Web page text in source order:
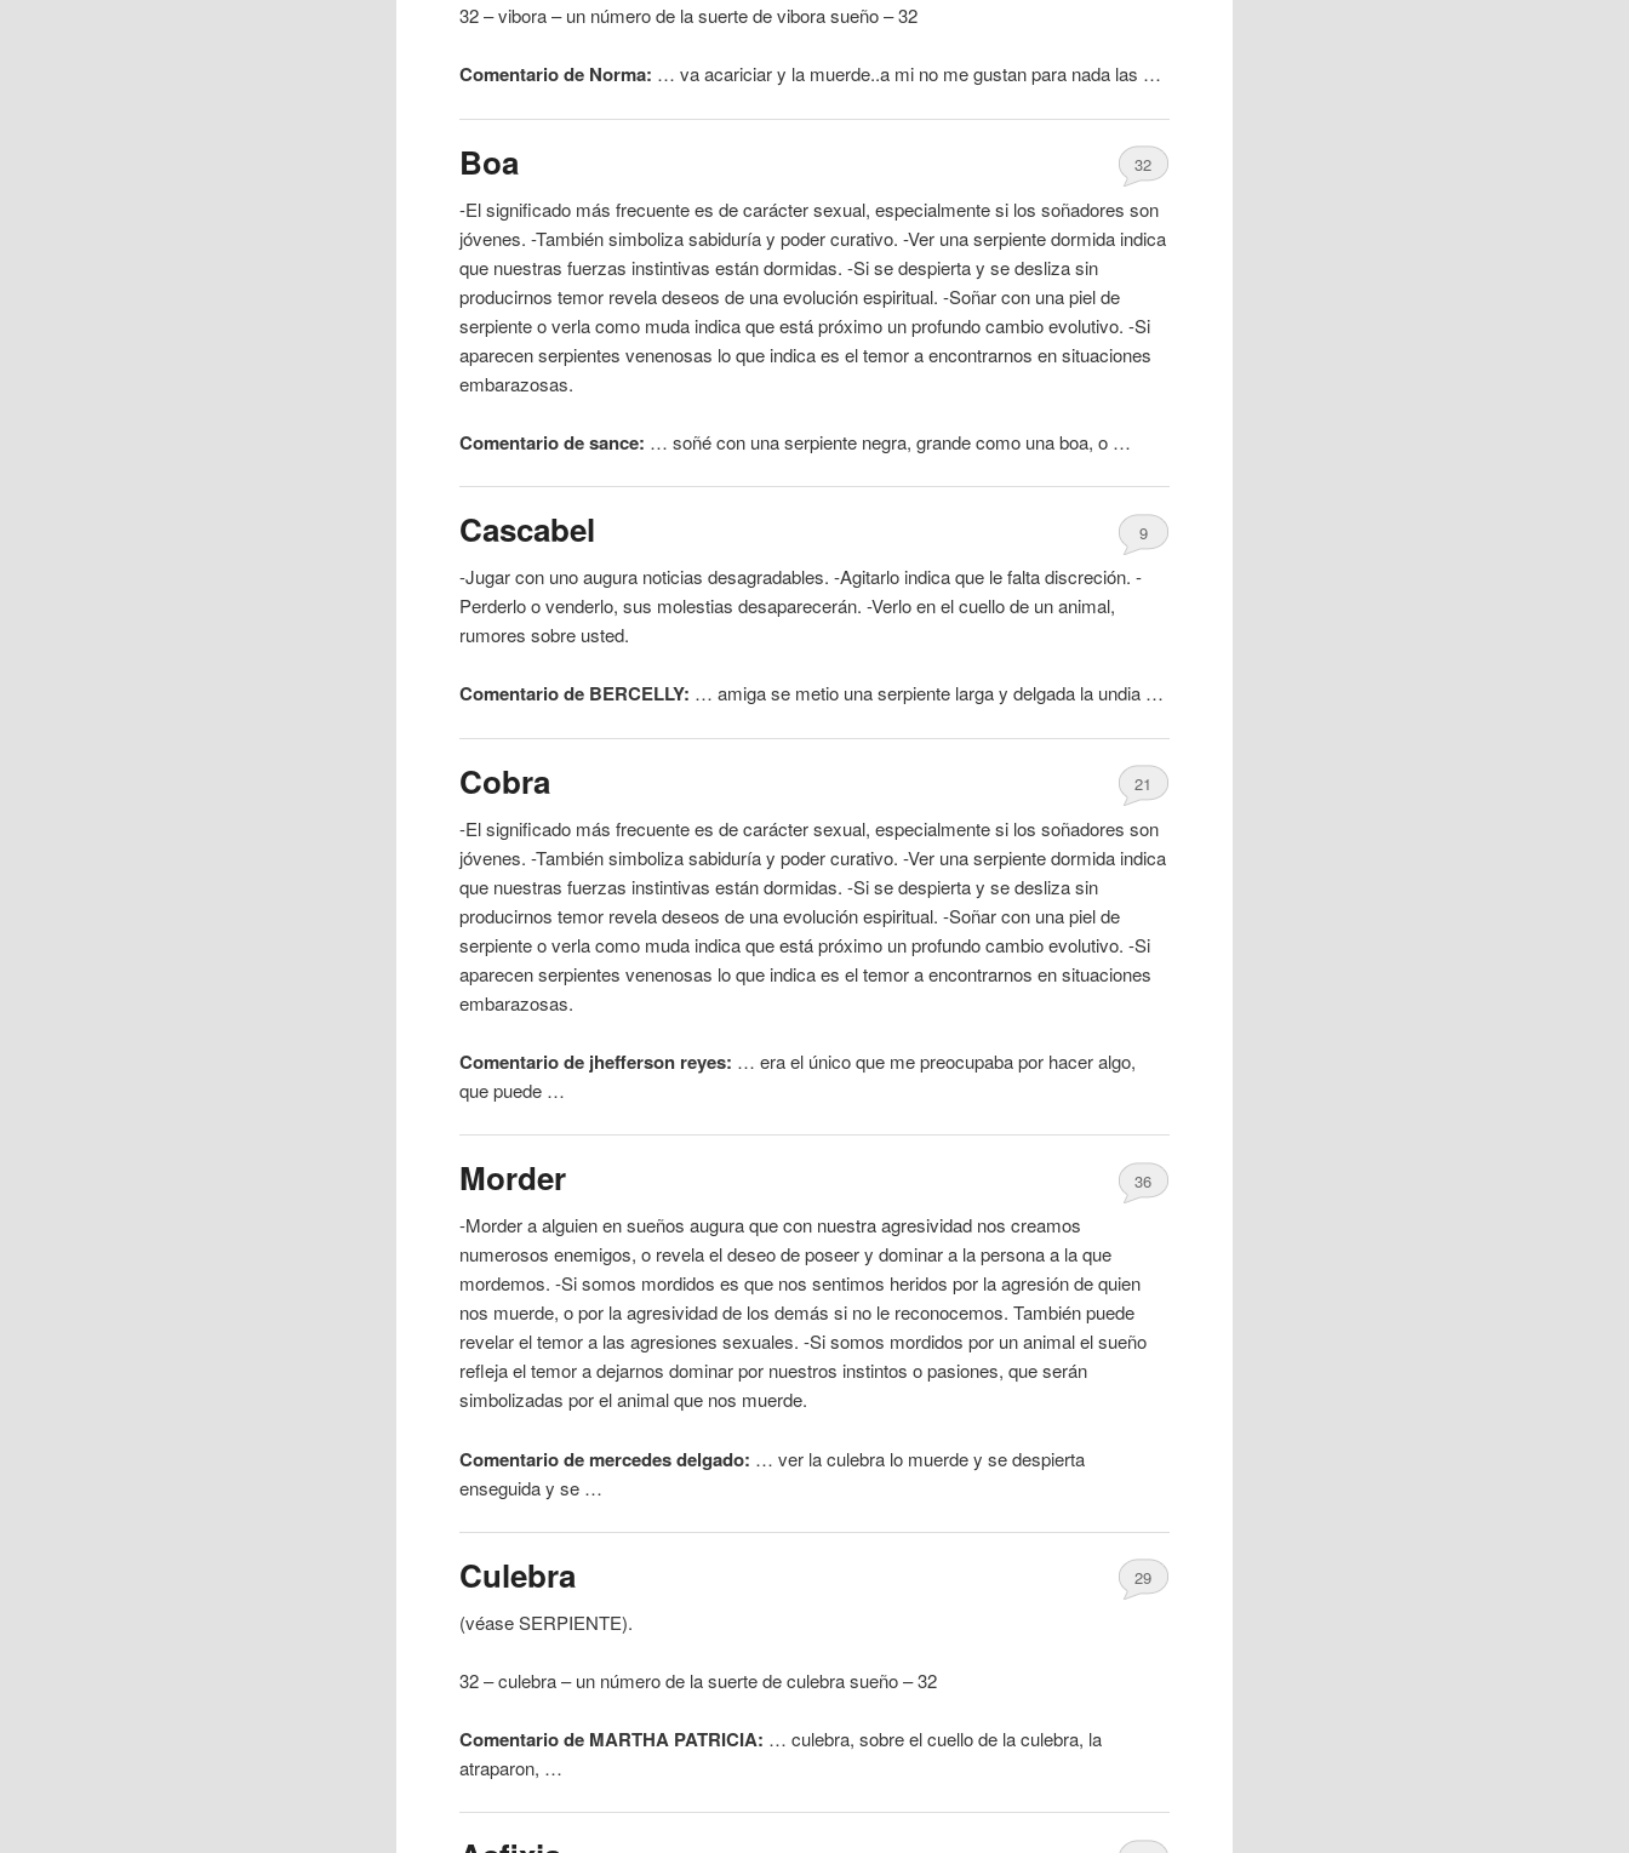
32 – vibora – un número de la suerte de vibora sueño – 32
Comentario de Norma: … va acariciar y la muerde..a mi no megustan para nada las …
Boa 32
-El significado más frecuente es de carácter sexual, especialmente si los soñadores son
jóvenes. -También simboliza sabiduría y poder curativo. -Ver unaserpientedormida indica
que nuestras fuerzas instintivas están dormidas. -Si se despierta y se desliza sin
producirnos temor revela deseos de una evolución espiritual. -Soñar con una piel de
serpienteo verla como muda indica que está próximo un profundo cambio evolutivo. -Si
aparecen serpientes venenosas lo que indica es el temor a encontrarnos en situaciones
embarazosas.
Comentario de sance: … soñé con unaserpiente negra, grande como una boa, o …
Cascabel 9
-Jugar con uno augura noticias desagradables. -Agitarlo indica que le falta discreción. -
Perderlo o venderlo, sus molestias desaparecerán. -Verlo en elcuellode un animal,
rumores sobre usted.
Comentario de BERCELLY: … amiga se metio unaserpiente larga y delgada la undia …
Cobra 21
-El significado más frecuente es de carácter sexual, especialmente si los soñadores son
jóvenes. -También simboliza sabiduría y poder curativo. -Ver unaserpientedormida indica
que nuestras fuerzas instintivas están dormidas. -Si se despierta y se desliza sin
producirnos temor revela deseos de una evolución espiritual. -Soñar con una piel de
serpienteo verla como muda indica que está próximo un profundo cambio evolutivo. -Si
aparecen serpientes venenosas lo que indica es el temor a encontrarnos en situaciones
embarazosas.
Comentario de jhefferson reyes: … era el único que mepreocupaba por hacer algo,
que puede …
Morder 36
-Morder a alguien en sueños augura que con nuestra agresividad nos creamos
numerosos enemigos, o revela el deseo de poseer y dominar a la persona a la que
mordemos. -Si somos mordidos es que nos sentimos heridos por la agresión de quien
nos muerde, o por la agresividad de los demás si no le reconocemos. También puede
revelar el temor a las agresiones sexuales. -Si somos mordidos por un animal el sueño
refleja el temor a dejarnos dominar por nuestros instintos o pasiones, que serán
simbolizadas por el animal que nos muerde.
Comentario de mercedes delgado: … ver la culebra lo muerdey se despierta
enseguida y se …
Culebra 29
(véaseSERPIENTE).
32 – culebra – un número de la suerte de culebra sueño – 32
Comentario de MARTHA PATRICIA: … culebra, sobre elcuellode la culebra, la
atraparon, …